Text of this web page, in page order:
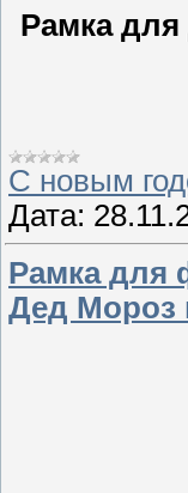
Рамка для
С новым
Дата:
Рамка для
Дед Мороз